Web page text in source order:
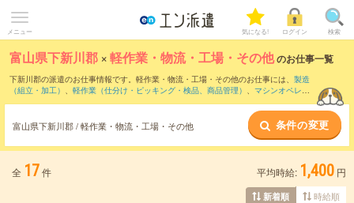
メニュー 気になる! ログイン 検索
富山県下新川郡 ×軽作業・物流・工場・その他のお仕事一覧
下新川郡の派遣のお仕事情報です。軽作業・物流・工場・その他のお仕事には、 製造
（組立・加工） 、 軽作業（仕分け・ピッキング・検品、商品管理） 、 マシンオペレー
富山県下新川郡 / 軽作業・物流・工場・その他 条件の変更
全 17件 平均時給: 1,400 円
新着順 時給順